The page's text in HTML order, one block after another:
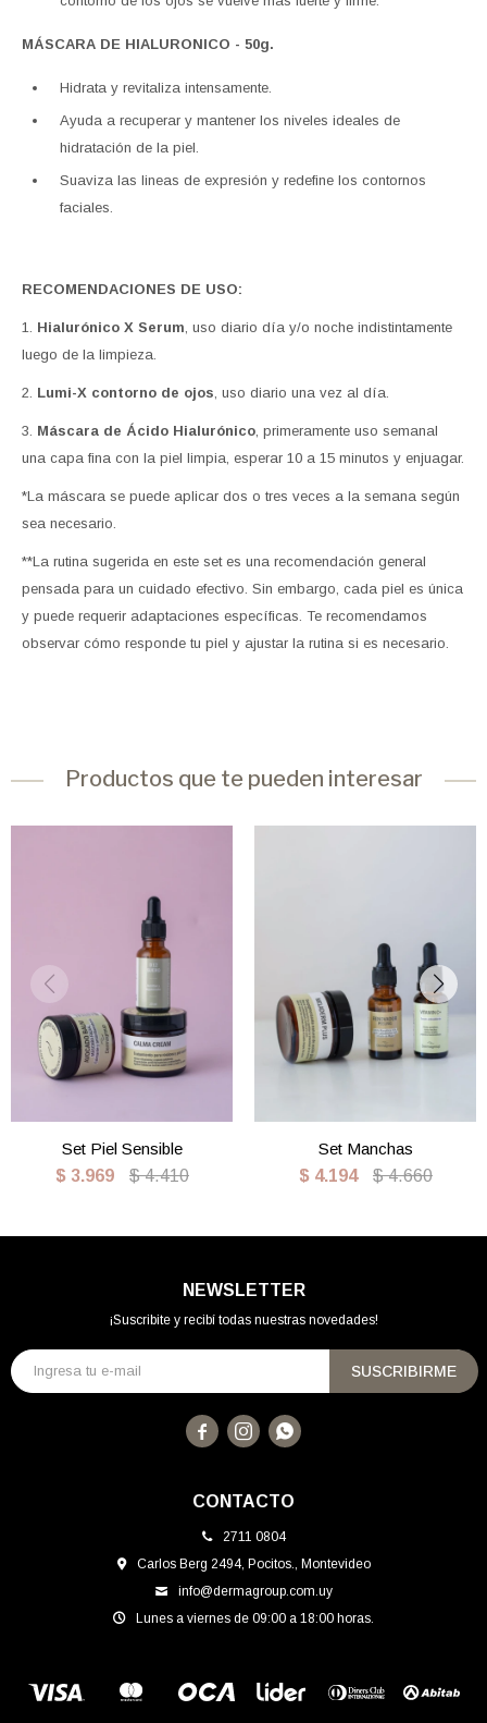
MÁSCARA DE HIALURONICO - 50g.
Hidrata y revitaliza intensamente.
Ayuda a recuperar y mantener los niveles ideales de
hidratación de la piel.
Suaviza las lineas de expresión y redefine los contornos
faciales.
RECOMENDACIONES DE USO:
1. Hialurónico X Serum, uso diario día y/o noche indistintamente
luego de la limpieza.
2. Lumi-X contorno de ojos, uso diario una vez al día.
3. Máscara de Ácido Hialurónico, primeramente uso semanal
una capa fina con la piel limpia, esperar 10 a 15 minutos y enjuagar.
*La máscara se puede aplicar dos o tres veces a la semana según
sea necesario.
**La rutina sugerida en este set es una recomendación general
pensada para un cuidado efectivo. Sin embargo, cada piel es única
y puede requerir adaptaciones específicas. Te recomendamos
observar cómo responde tu piel y ajustar la rutina si es necesario.
Productos que te pueden interesar
Set Piel Sensible
$ 3.969 $ 4.410
Set Manchas
$ 4.194 $ 4.660
CONTACTO
2711 0804
Carlos Berg 2494, Pocitos., Montevideo
info@dermagroup.com.uy
Lunes a viernes de 09:00 a 18:00 horas.
NEWSLETTER
¡Suscribite y recibí todas nuestras novedades!
SUSCRIBIRME
  